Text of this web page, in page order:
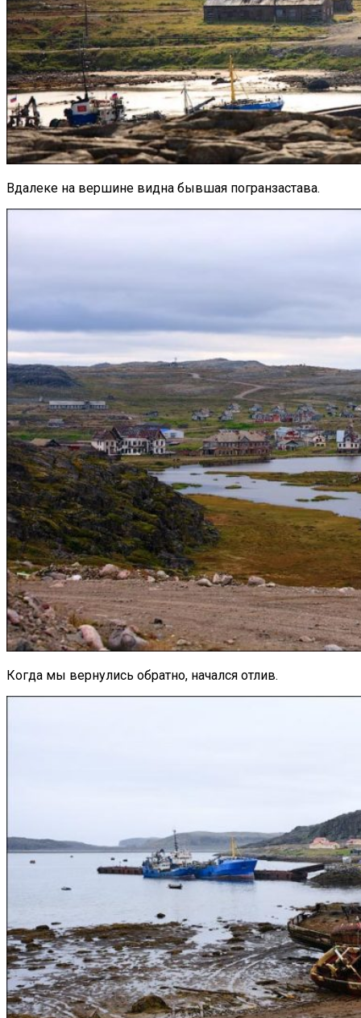
Вдалеке на вершине видна бывшая погранзастава.
Когда мы вернулись обратно, начался отлив.